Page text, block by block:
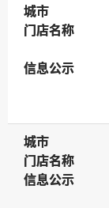
城市
城市
门店名称
门店名称
信息公示
信息公示
城市
城市
门店名称
门店名称
信息公示
信息公示